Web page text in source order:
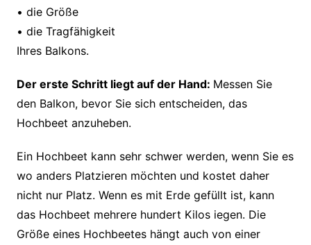
• die Größe
• die Tragfähigkeit
Ihres Balkons.
Der erste Schritt liegt auf der Hand: Messen Sie
den Balkon, bevor Sie sich entscheiden, das
Hochbeet anzuheben.
Ein Hochbeet kann sehr schwer werden, wenn Sie es
wo anders Platzieren möchten und kostet daher
nicht nur Platz. Wenn es mit Erde gefüllt ist, kann
das Hochbeet mehrere hundert Kilos iegen. Die
Größe eines Hochbeetes hängt auch von einer